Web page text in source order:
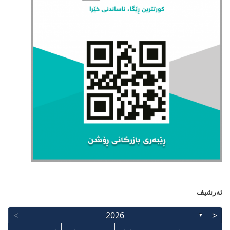
ئەرشیف
<
2026 ▼
>